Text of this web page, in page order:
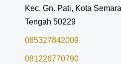
Kec. Gn. Pati, Kota
Tengah 50229
085327842009
081226770790